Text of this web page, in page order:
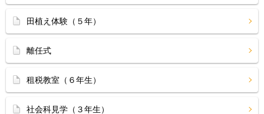
田植え体験（５年）
離任式
租税教室（６年生）
社会科見学（３年生）